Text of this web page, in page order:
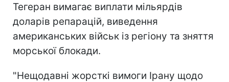
Тегеран вимагає виплати мільярдів
доларів репарацій, виведення
американських військ із регіону та зняття
морської блокади.
"Нещодавні жорсткі вимоги Ірану щодо